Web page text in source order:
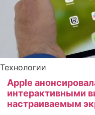
Технологии
Apple
интерактивными
настраиваемым